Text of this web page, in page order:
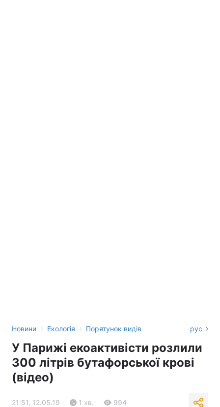
Новини › Екологія › Порятунок видів рус
У Парижі екоактивісти розлили
300 літрів бутафорської крові
(відео)
21:51, 12.05.19 1 хв. 994